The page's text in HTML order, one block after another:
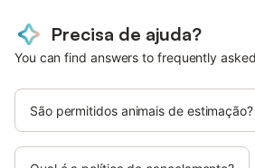
Precisa de ajuda?
You can find answers to frequently
São permitidos animais de estimação?